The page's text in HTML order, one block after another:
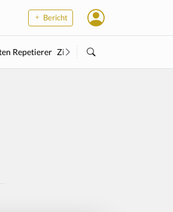
Bericht
Repetierer Zielstock